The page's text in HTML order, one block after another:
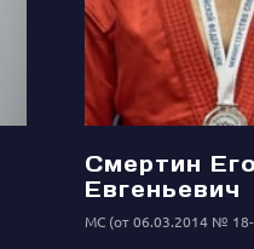
Смертин
Евгеньевич
МС (от 06.03.2014 № 18-